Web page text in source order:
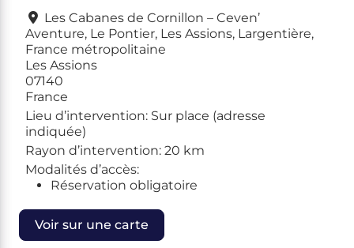
Les Cabanes de Cornillon – Ceven’
Aventure, Le Pontier, Les Assions, Largentière,
France métropolitaine
Les Assions
07140
France
Lieu d’intervention: Sur place (adresse
indiquée)
Rayon d’intervention: 20 km
Modalités d’accès:
Réservation obligatoire
Voir sur une carte